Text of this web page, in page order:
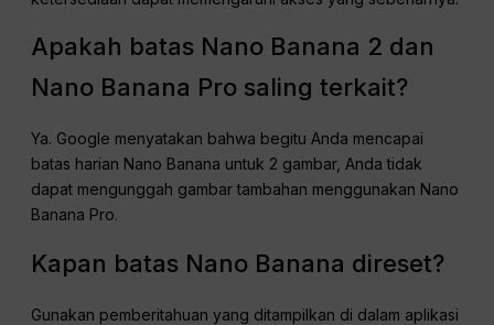
Apakah batas Nano Banana 2 dan
Nano Banana Pro saling terkait?
Ya. Google menyatakan bahwa begitu Anda mencapai
batas harian Nano Banana untuk 2 gambar, Anda tidak
dapat mengunggah gambar tambahan menggunakan Nano
Banana Pro.
Kapan batas Nano Banana direset?
Gunakan pemberitahuan yang ditampilkan di dalam aplikasi